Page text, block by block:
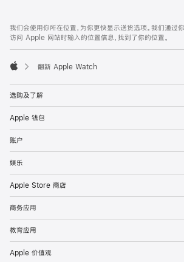
页
页
脚
注
我们会使用你所在位置，为你更快显示送货选项。我们通过
访问 Apple 网站时输入的位置信息，找到了你的位置。
翻新 Apple Watch
选购及了解
Apple 钱包
账户
娱乐
Apple Store 商店
商务应用
教育应用
Apple 价值观